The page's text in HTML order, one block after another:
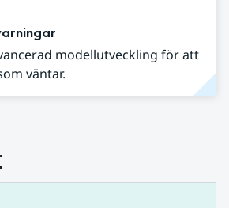
modellutveckling för att
väntar.